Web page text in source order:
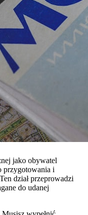
jako obywatel
przygotowania i
dział przeprowadzi
do udanej